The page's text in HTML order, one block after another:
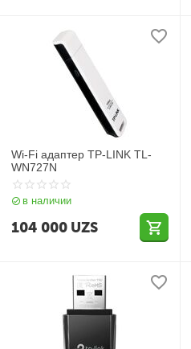
Wi-Fi адаптер TP-LINK TL-
WN727N
в наличии
104 000 UZS